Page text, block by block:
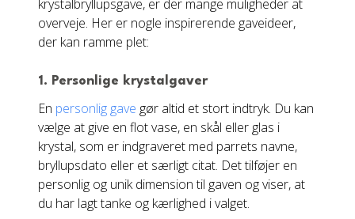
krystalbryllupsgave, er der mange muligheder at
overveje. Her er nogle inspirerende gaveideer,
der kan ramme plet:
1. Personlige krystalgaver
En personlig gave gør altid et stort indtryk. Du kan
vælge at give en flot vase, en skål eller glas i
krystal, som er indgraveret med parrets navne,
bryllupsdato eller et særligt citat. Det tilføjer en
personlig og unik dimension til gaven og viser, at
du har lagt tanke og kærlighed i valget.